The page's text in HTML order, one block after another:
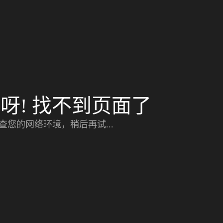
! 找不到页面了
您的网络环境，稍后再试...